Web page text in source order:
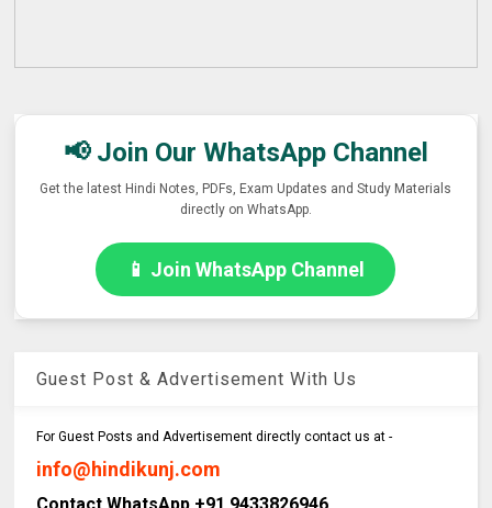
📢 Join Our WhatsApp Channel
Get the latest Hindi Notes, PDFs, Exam Updates and Study Materials
directly on WhatsApp.
📱 Join WhatsApp Channel
Guest Post & Advertisement With Us
For Guest Posts and Advertisement directly contact us at -
info@hindikunj.com